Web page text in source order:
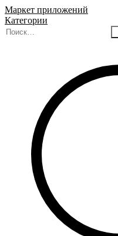
Маркет приложений
Категории